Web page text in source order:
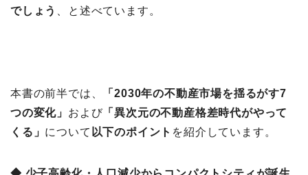
でしょう
、と述べています。
本書の前半では、
「2030年の不動産市場を揺るがす7
つの変化 」 および「異次元の不動産格差時代がやって
くる」 について 以下のポイント を紹介しています。